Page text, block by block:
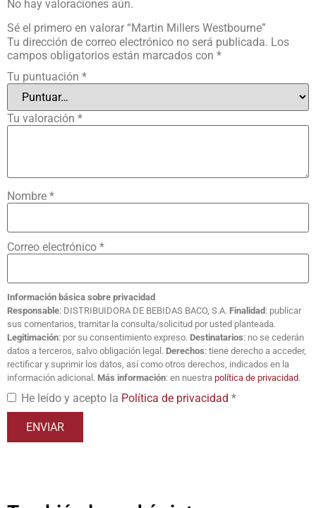
No hay valoraciones aún.
Sé el primero en valorar “Martin Millers Westbourne”
Tu dirección de correo electrónico no será publicada. Los
campos obligatorios están marcados con *
Tu puntuación *
Tu valoración *
Nombre *
Correo electrónico *
Información básica sobre privacidad
Responsable: DISTRIBUIDORA DE BEBIDAS BACO, S.A. Finalidad : publicar
sus comentarios, tramitar la consulta/solicitud por usted planteada.
Legitimación: por su consentimiento expreso. Destinatarios: no se cederán
datos a terceros, salvo obligación legal. Derechos: tiene derecho a acceder,
rectificar y suprimir los datos, así como otros derechos, indicados en la
información adicional. Más información: en nuestra política de privacidad.
He leído y acepto la Política de privacidad *